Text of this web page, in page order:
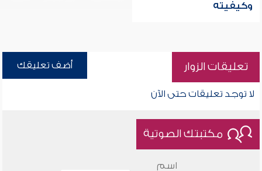
وكيفيته
تعليقات الزوار أضف تعليقك
لا توجد تعليقات حتى الآن
مكتبتك الصوتية
اسم